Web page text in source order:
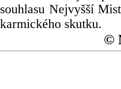
souhlasu Nejvyšší
karmického skutku.
©